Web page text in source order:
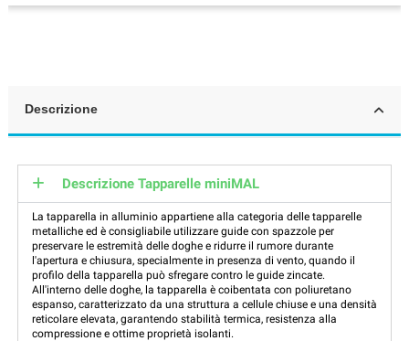
Descrizione
Descrizione Tapparelle miniMAL
La tapparella in alluminio appartiene alla categoria delle tapparelle
metalliche ed è consigliabile utilizzare guide con spazzole per
preservare le estremità delle doghe e ridurre il rumore durante
l'apertura e chiusura, specialmente in presenza di vento, quando il
profilo della tapparella può sfregare contro le guide zincate.
All'interno delle doghe, la tapparella è coibentata con poliuretano
espanso, caratterizzato da una struttura a cellule chiuse e una densità
reticolare elevata, garantendo stabilità termica, resistenza alla
compressione e ottime proprietà isolanti.